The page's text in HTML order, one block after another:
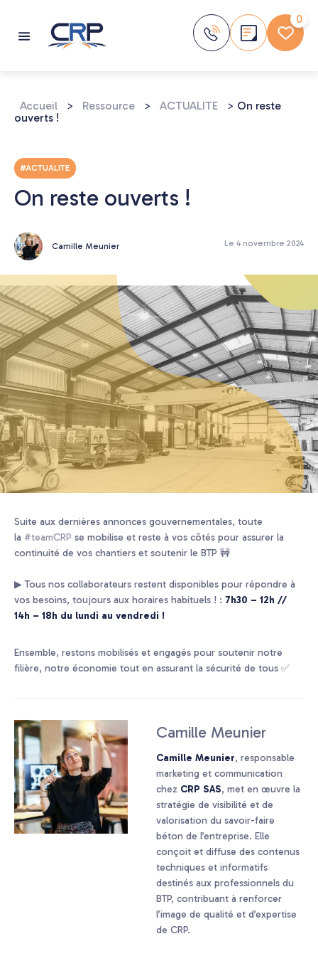
contenu
0
Accueil > Ressource > ACTUALITE > On reste
ouverts !
#ACTUALITE
On reste ouverts !
Camille Meunier Le 4 novembre 2024
Suite aux dernières annonces gouvernementales, toute
la #teamCRP se mobilise et reste à vos côtés pour assurer la
continuité de vos chantiers et soutenir le BTP 🚧
▶ Tous nos collaborateurs restent disponibles pour répondre à
vos besoins, toujours aux horaires habituels ! : 7h30 – 12h //
14h – 18h du lundi au vendredi !
Ensemble, restons mobilisés et engagés pour soutenir notre
filière, notre économie tout en assurant la sécurité de tous ✅
Camille Meunier
Camille Meunier, responsable
marketing et communication
chez CRP SAS, met en œuvre la
stratégie de visibilité et de
valorisation du savoir-faire
béton de l’entreprise. Elle
conçoit et diffuse des contenus
techniques et informatifs
destinés aux professionnels du
BTP, contribuant à renforcer
l’image de qualité et d’expertise
de CRP.